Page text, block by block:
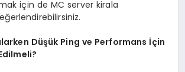
için de MC server kirala
Düşük Ping ve Performans İçin